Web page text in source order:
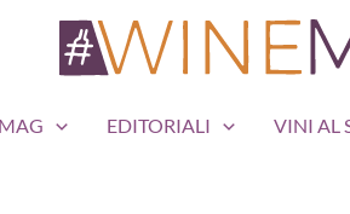
EDITORIALI VINI AL